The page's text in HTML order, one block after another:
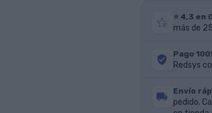
⭐ 4,3 en
más de
Pago
Redsys
Envío
pedido.